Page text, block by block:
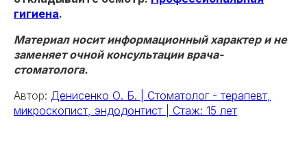
гигиена.
Материал носит информационный характер и не
заменяет очной консультации врача-
стоматолога.
Автор: Денисенко О. Б. | Стоматолог - терапевт,
микроскопист, эндодонтист | Стаж: 15 лет